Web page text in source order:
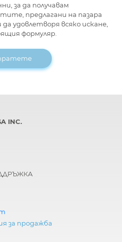
за да получавам
предлагани на пазара
удовлетворя всяко искане,
формуляр.
INC.
за продажба